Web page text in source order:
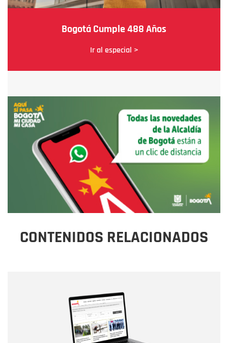
Bogotá Cumple 488 Años
Ir al especial >
CONTENIDOS RELACIONADOS
Correo electrónico